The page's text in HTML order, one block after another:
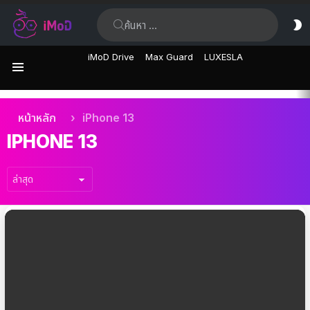
iMoD Drive Max Guard LUXESLA
เรื่อง
ล่าสุด
คุณอยู่ที่นี่:
หน้าหลัก iPhone 13
IPHONE 13
เรื่อง